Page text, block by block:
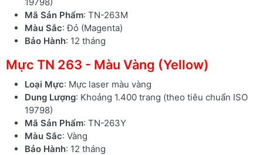
Mã Sản Phẩm: TN-263M
Màu Sắc: Đỏ (Magenta)
Bảo Hành: 12 tháng
Mực TN 263 - Màu Vàng (Yellow)
Loại Mực: Mực laser màu vàng
Dung Lượng: Khoảng 1.400 trang (theo tiêu chuẩn ISO
19798)
Mã Sản Phẩm: TN-263Y
Màu Sắc: Vàng
Bảo Hành: 12 tháng